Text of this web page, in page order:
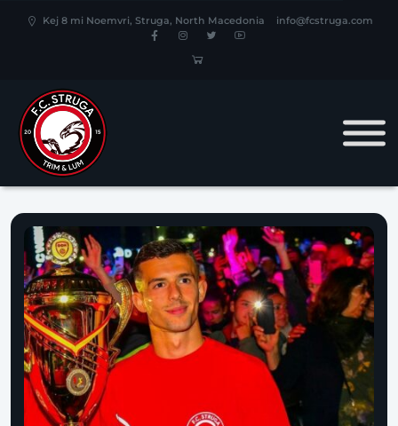
Kej 8 mi Noemvri, Struga, North Macedonia info@fcstruga.com